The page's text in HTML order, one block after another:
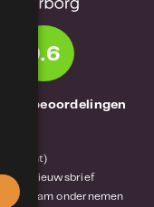
9.6
en nieuwsbrief
Duurzaam ondernemen